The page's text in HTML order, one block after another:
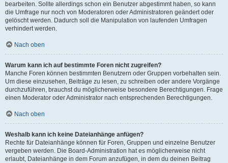
bearbeiten. Sollte allerdings schon ein Benutzer abgestimmt haben, so kann
die Umfrage nur noch von Moderatoren oder Administratoren geändert oder
gelöscht werden. Dadurch soll die Manipulation von laufenden Umfragen
verhindert werden.
Nach oben
Warum kann ich auf bestimmte Foren nicht zugreifen?
Manche Foren können bestimmten Benutzern oder Gruppen vorbehalten sein.
Um diese einzusehen, Beiträge zu lesen, zu schreiben oder andere Vorgänge
durchzuführen, brauchst du möglicherweise besondere Berechtigungen. Frage
einen Moderator oder Administrator nach entsprechenden Berechtigungen.
Nach oben
Weshalb kann ich keine Dateianhänge anfügen?
Rechte für Dateianhänge können für Foren, Gruppen und einzelne Benutzer
vergeben werden. Die Board-Administration hat es möglicherweise nicht
erlaubt, Dateianhänge in dem Forum anzufügen, in dem du deinen Beitrag